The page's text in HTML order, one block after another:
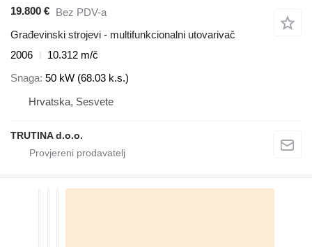
19.800 € Bez PDV-a
Građevinski strojevi - multifunkcionalni utovarivač
2006
10.312 m/č
Snaga 50 kW (68.03 k.s.)
Hrvatska, Sesvete
TRUTINA d.o.o.